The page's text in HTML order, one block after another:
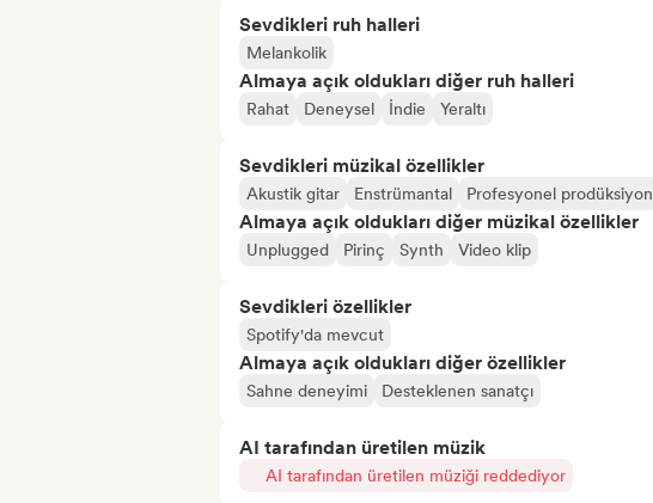
Sevdikleri ruh halleri
Melankolik
Almaya açık oldukları diğer ruh halleri
Rahat Deneysel İndie Yeraltı
Sevdikleri müzikal özellikler
Akustik gitar Enstrümantal Profesyonel prodüksiyon
Almaya açık oldukları diğer müzikal özellikler
Unplugged Pirinç Synth Video klip
Sevdikleri özellikler
Spotify'da mevcut
Almaya açık oldukları diğer özellikler
Sahne deneyimi Desteklenen sanatçı
AI tarafından üretilen müzik
AI tarafından üretilen müziği reddediyor